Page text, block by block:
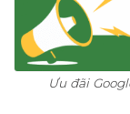
Ưu đãi